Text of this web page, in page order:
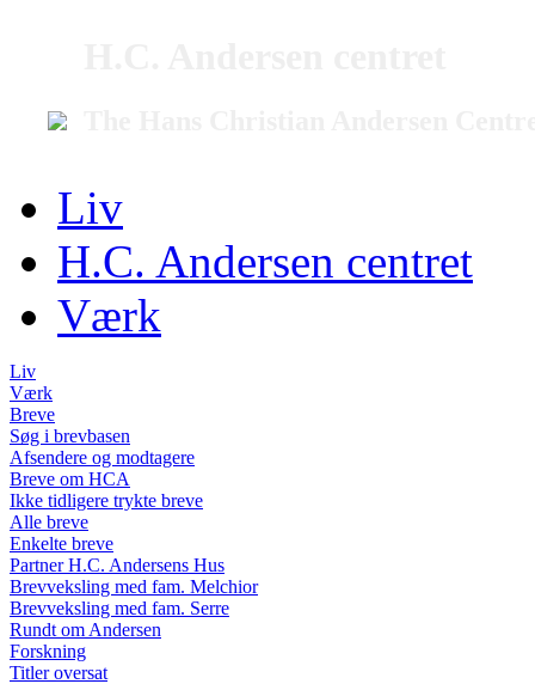
Liv
H.C. Andersen centret
Værk
Liv
Værk
Breve
Søg i brevbasen
Afsendere og modtagere
Breve om HCA
Ikke tidligere trykte breve
Alle breve
Enkelte breve
Partner H.C. Andersens Hus
Brevveksling med fam. Melchior
Brevveksling med fam. Serre
Rundt om Andersen
Forskning
Titler oversat